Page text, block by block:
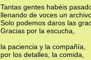
Tantas gentes habéis
llenando de voces un
Solo podemos daros las
Gracias por la escucha,
la paciencia y la compañía,
por los detalles, la comida,